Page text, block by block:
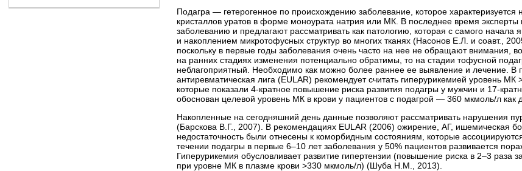
Подагра — гетерогенное по происхождению заболевание, которое
кристаллов уратов в форме моноурата натрия или МК. В последнее время эксперты
заболеванию и предлагают рассматривать как патологию, которая с самого
и накоплением микротофусных структур во многих тканях (Насонов Е.Л. и соавт.,
поскольку в первые годы заболевания очень часто на нее не обращают внимания,
на ранних стадиях изменения потенциально обратимы, то на стадии тофусной
неблагоприятный. Необходимо как можно более раннее ее выявление и лечение.
антиревматическая лига (EULAR) рекомендует считать гиперурикемией уровень
которые показали 4-кратное повышение риска развития подагры у мужчин и 17-
обоснован целевой уровень МК в крови у пациентов с подагрой — 360 мкмоль/л
Накопленные на сегодняшний день данные позволяют рассматривать нарушения
(Барскова В.Г., 2007). В рекомендациях EULAR (2006) ожирение, АГ, ишемическая
недостаточность были отнесены к коморбидным состояниям, которые
течении подагры в первые 6–10 лет заболевания у 50% пациентов развивается
Гиперурикемия обусловливает развитие гипертензии (повышение риска в 2–3 раза
при уровне МК в плазме крови >330 мкмоль/л) (Шуба Н.М., 2013).